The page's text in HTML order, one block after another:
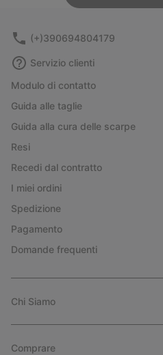
(+)390694804179
Servizio clienti
Modulo di contatto
Guida alle taglie
Guida alla cura delle scarpe
Resi
Recedi dal contratto
I miei ordini
Spedizione
Pagamento
Domande frequenti
Chi Siamo
Comprare